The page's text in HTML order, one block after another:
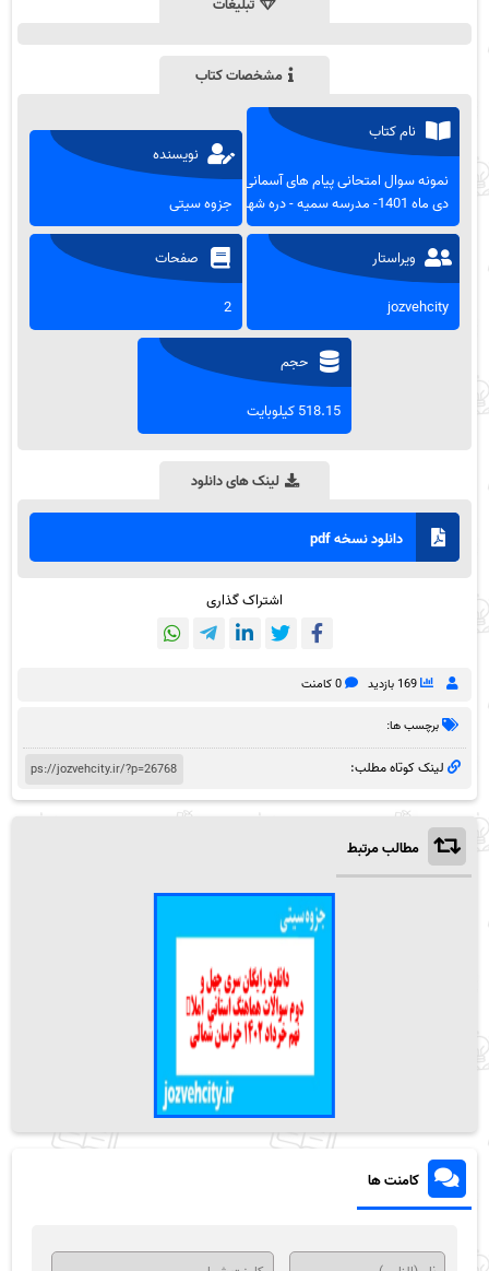
مشخصات کتاب
نام کتاب
نمونه سوال امتحانی پیام های آسمانی-
دی ماه 1401- مدرسه سمیه - دره شهر
نویسنده
جزوه سیتی
ویراستار
jozvehcity
صفحات
2
حجم
518.15 کیلوبایت
لینک های دانلود
دانلود نسخه pdf
اشتراک گذاری
169 بازدید 0 کامنت
برچسب ها:
لینک کوتاه مطلب:
مطالب مرتبط
کامنت ها